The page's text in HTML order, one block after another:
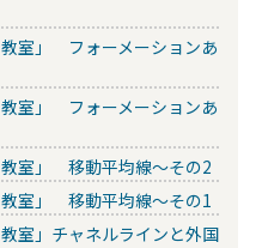
室」 フォーメーションあ
室」 フォーメーションあ
室」 移動平均線～その2
室」 移動平均線～その1
室」チャネルラインと外国